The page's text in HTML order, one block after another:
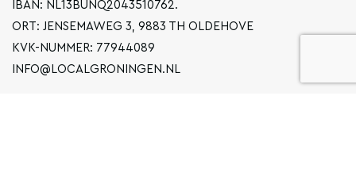
IBAN: NL13BUNQ2043510762.
ORT: JENSEMAWEG 3, 9883 TH OLDEHOVE
KVK-NUMMER: 77944089
INFO@LOCALGRONINGEN.NL